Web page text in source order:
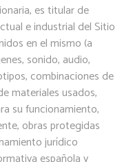
es titular de
e industrial del Sitio
en el mismo (a
sonido, audio,
combinaciones de
materiales usados,
su funcionamiento,
obras protegidas
jurídico